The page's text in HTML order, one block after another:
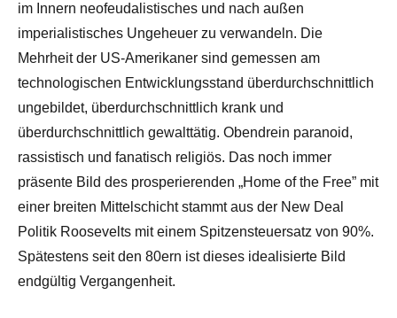
im Innern neofeudalistisches und nach außen
imperialistisches Ungeheuer zu verwandeln. Die
Mehrheit der US-Amerikaner sind gemessen am
technologischen Entwicklungsstand überdurchschnittlich
ungebildet, überdurchschnittlich krank und
überdurchschnittlich gewalttätig. Obendrein paranoid,
rassistisch und fanatisch religiös. Das noch immer
präsente Bild des prosperierenden „Home of the Free” mit
einer breiten Mittelschicht stammt aus der New Deal
Politik Roosevelts mit einem Spitzensteuersatz von 90%.
Spätestens seit den 80ern ist dieses idealisierte Bild
endgültig Vergangenheit.